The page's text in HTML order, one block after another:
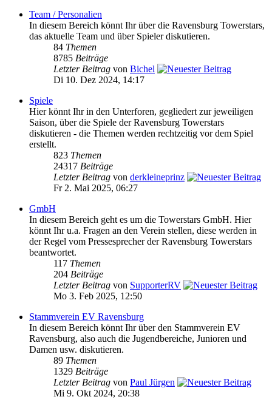
Team / Personalien
In diesem Bereich könnt Ihr über die Ravensburg Towerstars,
das aktuelle Team und über Spieler diskutieren.
84 Themen
8785 Beiträge
Letzter Beitrag von Bichel
Di 10. Dez 2024, 14:17
Spiele
Hier könnt Ihr in den Unterforen, gegliedert zur jeweiligen
Saison, über die Spiele der Ravensburg Towerstars
diskutieren - die Themen werden rechtzeitig vor dem Spiel
erstellt.
823 Themen
24317 Beiträge
Letzter Beitrag von derkleineprinz
Fr 2. Mai 2025, 06:27
GmbH
In diesem Bereich geht es um die Towerstars GmbH. Hier
könnt Ihr u.a. Fragen an den Verein stellen, diese werden in
der Regel vom Pressesprecher der Ravensburg Towerstars
beantwortet.
117 Themen
204 Beiträge
Letzter Beitrag von SupporterRV
Mo 3. Feb 2025, 12:50
Stammverein EV Ravensburg
In diesem Bereich könnt Ihr über den Stammverein EV
Ravensburg, also auch die Jugendbereiche, Junioren und
Damen usw. diskutieren.
89 Themen
1329 Beiträge
Letzter Beitrag von Paul Jürgen
Mi 9. Okt 2024, 20:38